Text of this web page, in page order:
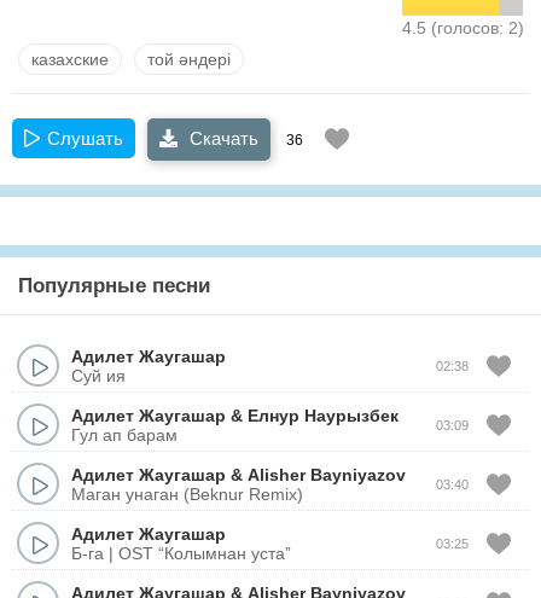
4.5 (голосов: 2)
казахские той әндері
Слушать Скачать 36
Популярные песни
Адилет Жаугашар
Суй ия
02:38
Адилет Жаугашар & Елнур Наурызбек
Гул ап барам
03:09
Адилет Жаугашар & Alisher Bayniyazov
Маган унаган (Beknur Remix)
03:40
Адилет Жаугашар
Б-га | OST “Колымнан уста”
03:25
Адилет Жаугашар & Alisher Bayniyazov